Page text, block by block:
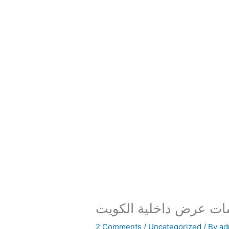
عرض داخلية الكويت
2 Comments / Uncategorized / By